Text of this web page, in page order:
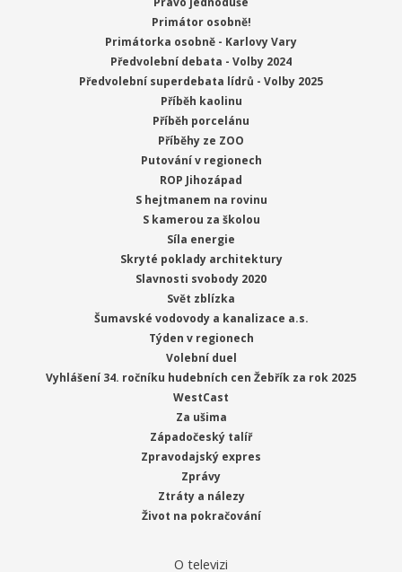
Primátor osobně!
Primátorka osobně - Karlovy Vary
Předvolební debata - Volby 2024
Předvolební superdebata lídrů - Volby 2025
Příběh kaolinu
Příběh porcelánu
Příběhy ze ZOO
Putování v regionech
ROP Jihozápad
S hejtmanem na rovinu
S kamerou za školou
Síla energie
Skryté poklady architektury
Slavnosti svobody 2020
Svět zblízka
Šumavské vodovody a kanalizace a.s.
Týden v regionech
Volební duel
Vyhlášení 34. ročníku hudebních cen Žebřík za rok 2025
WestCast
Za ušima
Západočeský talíř
Zpravodajský expres
Zprávy
Ztráty a nálezy
Život na pokračování
O televizi